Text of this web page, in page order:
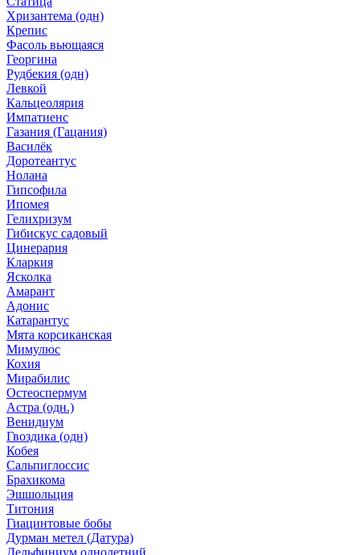
Хризантема (одн)
Крепис
Фасоль вьющаяся
Георгина
Рудбекия (одн)
Левкой
Кальцеолярия
Импатиенс
Газания (Гацания)
Василёк
Доротеантус
Нолана
Гипсофила
Ипомея
Гелихризум
Гибискус садовый
Цинерария
Кларкия
Ясколка
Амарант
Адонис
Катарантус
Мята корсиканская
Мимулюс
Кохия
Мирабилис
Остеоспермум
Астра (одн.)
Венидиум
Гвоздика (одн)
Кобея
Сальпиглоссис
Брахикома
Эшшольция
Титония
Гиацинтовые бобы
Дурман метел (Датура)
Дельфиниум однолетний